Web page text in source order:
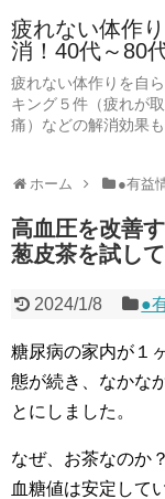
疲れない体作
消！40代～80
疲れない体作りを自
キング５件（疲れが
痛）などの解消効果も
ホーム ●有益
高血圧を改善
葱皮茶を試し
2024/1/8 ●
糖尿病の家内が１
態が続き、なかな
とにしました。
なぜ、お茶なのか
血糖値は安定して